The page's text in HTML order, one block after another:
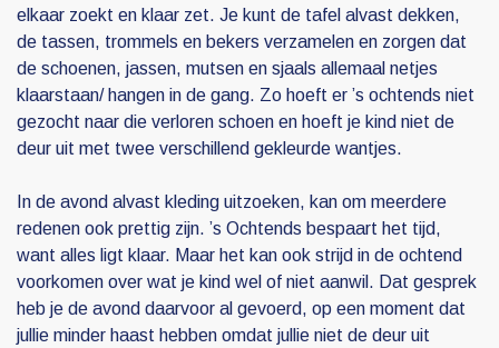
elkaar zoekt en klaar zet. Je kunt de tafel alvast dekken,
de tassen, trommels en bekers verzamelen en zorgen dat
de schoenen, jassen, mutsen en sjaals allemaal netjes
klaarstaan/ hangen in de gang. Zo hoeft er ’s ochtends niet
gezocht naar die verloren schoen en hoeft je kind niet de
deur uit met twee verschillend gekleurde wantjes.
In de avond alvast kleding uitzoeken, kan om meerdere
redenen ook prettig zijn. ’s Ochtends bespaart het tijd,
want alles ligt klaar. Maar het kan ook strijd in de ochtend
voorkomen over wat je kind wel of niet aanwil. Dat gesprek
heb je de avond daarvoor al gevoerd, op een moment dat
jullie minder haast hebben omdat jullie niet de deur uit